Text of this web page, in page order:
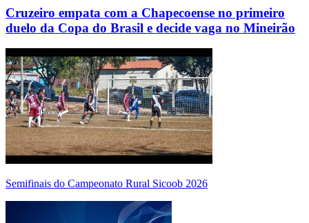
Cruzeiro empata com a Chapecoense no primeiro
duelo da Copa do Brasil e decide vaga no Mineirão
Semifinais do Campeonato Rural Sicoob 2026